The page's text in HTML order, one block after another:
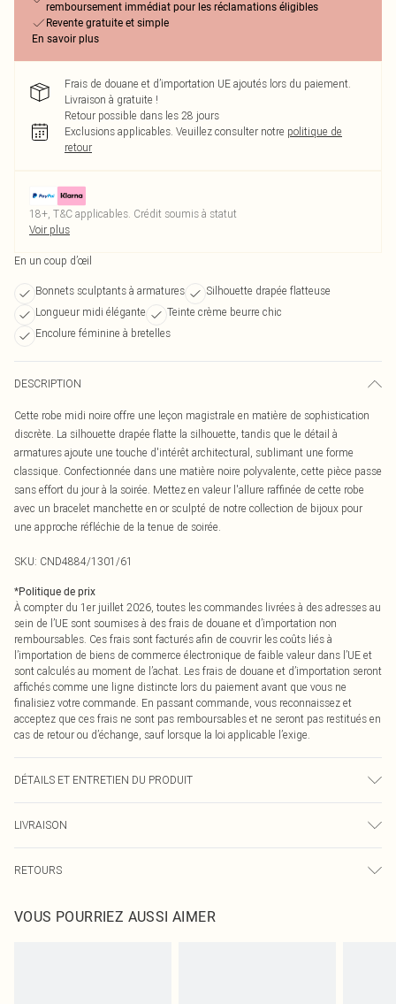
remboursement immédiat pour les réclamations éligibles
Revente gratuite et simple
En savoir plus
Frais de douane et d’importation UE ajoutés lors du paiement.
Livraison à gratuite !
Retour possible dans les 28 jours
Exclusions applicables. Veuillez consulter notre politique de
retour
18+, T&C applicables. Crédit soumis à statut
Voir plus
En un coup d’œil
Bonnets sculptants à armatures
Silhouette drapée flatteuse
Longueur midi élégante
Teinte crème beurre chic
Encolure féminine à bretelles
DESCRIPTION
Cette robe midi noire offre une leçon magistrale en matière de sophistication
discrète. La silhouette drapée flatte la silhouette, tandis que le détail à
armatures ajoute une touche d'intérêt architectural, sublimant une forme
classique. Confectionnée dans une matière noire polyvalente, cette pièce passe
sans effort du jour à la soirée. Mettez en valeur l'allure raffinée de cette robe
avec un bracelet manchette en or sculpté de notre collection de bijoux pour
une approche réfléchie de la tenue de soirée.
SKU: CND4884/1301/61
*Politique de prix
À compter du 1er juillet 2026, toutes les commandes livrées à des adresses au
sein de l’UE sont soumises à des frais de douane et d’importation non
remboursables. Ces frais sont facturés afin de couvrir les coûts liés à
l’importation de biens de commerce électronique de faible valeur dans l’UE et
sont calculés au moment de l’achat. Les frais de douane et d’importation seront
affichés comme une ligne distincte lors du paiement avant que vous ne
finalisiez votre commande. En passant commande, vous reconnaissez et
acceptez que ces frais ne sont pas remboursables et ne seront pas restitués en
cas de retour ou d’échange, sauf lorsque la loi applicable l’exige.
DÉTAILS ET ENTRETIEN DU PRODUIT
déteindre.
LIVRAISON
Livraison express France
Jusqu'à 2-3 jours ouvrables
RETOURS
pour nous retourner un article.
VOUS POURRIEZ AUSSI AIMER